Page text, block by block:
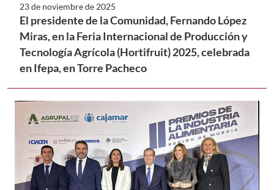
23 de noviembre de 2025
El presidente de la Comunidad, Fernando López
Miras, en la Feria Internacional de Producción y
Tecnología Agrícola (Hortifruit) 2025, celebrada
en Ifepa, en Torre Pacheco